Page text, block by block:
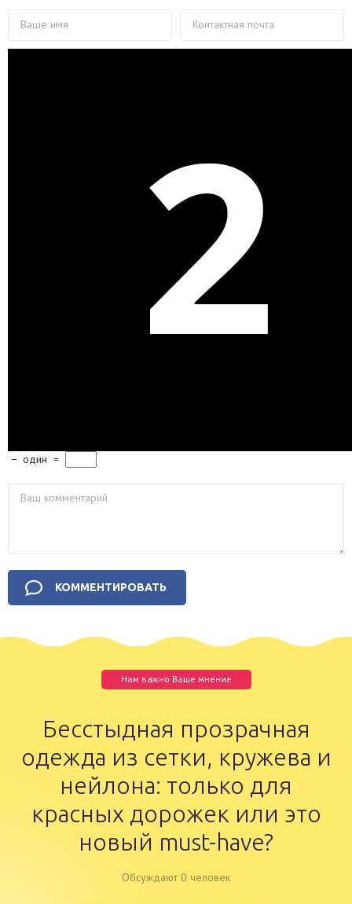
− один =
Нам важно Ваше мнение
Бесстыдная прозрачная
одежда из сетки, кружева и
нейлона: только для
красных дорожек или это
новый must-have?
Обсуждают 0 человек